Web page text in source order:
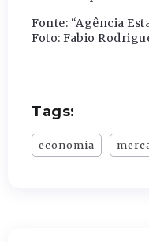
Fonte: “Agência
Foto: Fabio
Tags:
economia